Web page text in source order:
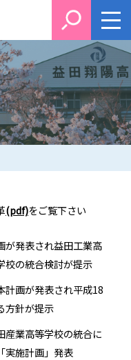
(pdf)をご覧下さい
が発表され益田工業高
校の統合検討が提示
計画が発表され平成18
方針が提示
産業高等学校の統合に
実施計画」発表